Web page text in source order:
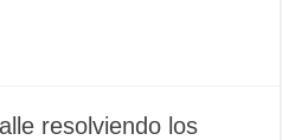
resolviendo los